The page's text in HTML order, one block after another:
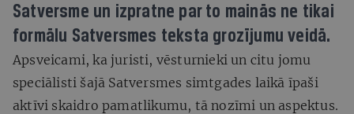
Satversme un izpratne par to mainās ne tikai
formālu Satversmes teksta grozījumu veidā.
Apsveicami, ka juristi, vēsturnieki un citu jomu
speciālisti šajā Satversmes simtgades laikā īpaši
aktīvi skaidro pamatlikumu, tā nozīmi un aspektus.